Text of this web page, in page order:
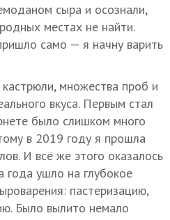
сыра и осознали,
местах не найти.
само — я начну варить
множества проб и
вкуса. Первым стал
было слишком много
в 2019 году я прошла
И всё же этого оказалось
ушло на глубокое
пастеризацию,
Было вылито немало